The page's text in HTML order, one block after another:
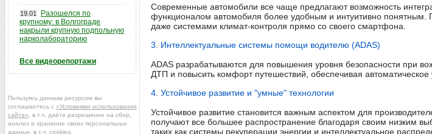
Современные автомобили все чаще предлагают возможность
функционалом автомобиля более удобным и интуитивно понятным.
даже системами климат-контроля прямо со своего смартфона.
3. Интеллектуальные системы помощи водителю (ADAS)
ADAS разрабатываются для повышения уровня безопасности при
ДТП и повысить комфорт путешествий, обеспечивая
4. Устойчивое развитие и "умные" технологии
Устойчивое развитие становится важным аспектом для
получают все большее распространение благодаря своим низким
таких как системы рекуперации энергии и интеллектуальное
19.01
Разошелся по
крупному: в Волгограде
накрыли крупную подпольную
нарколабораторию
Все видеорепортажи
Пользуясь данным ресурсом вы
соглашаетесь с «Условиями использования
сайта» , в т.ч. даёте разрешение на сбор,
анализ и хранение своих персональных
данных, в т.ч. cookies.